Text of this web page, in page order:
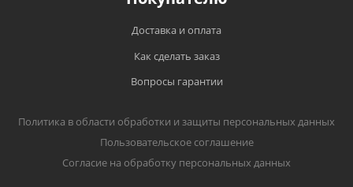
Доставка и оплата
Как сделать заказ
Вопросы гарантии
Политика в области обработки и защиты персональных данных
Пользовательское соглашение
Согласие на обработку персональных данных